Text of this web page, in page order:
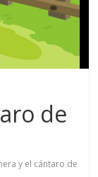
de
y el cántaro de